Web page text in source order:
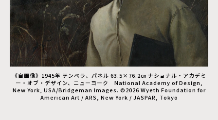
《自画像》1945年 テンペラ、パネル 63.5×76.2㎝ ナショナル・アカデミ
ー・オブ・デザイン、ニューヨーク National Academy of Design,
New York, USA/Bridgeman Images. ©2026 Wyeth Foundation for
American Art / ARS, New York / JASPAR, Tokyo